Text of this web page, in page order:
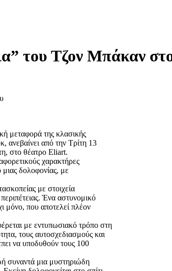
του Τζον Μπάκαν
μεταφορά της κλασικής
ανεβαίνει από την Τρίτη 13
στο θέατρο Eliart.
χαρακτήρες
δολοφονίας, με
με στοιχεία
Ένα αστυνομικό
μόνο, που αποτελεί πλέον
με εντυπωσιακό τρόπο στη
τους αυτοσχεδιασμούς και
να υποδυθούν τους 100
συναντά μια μυστηριώδη